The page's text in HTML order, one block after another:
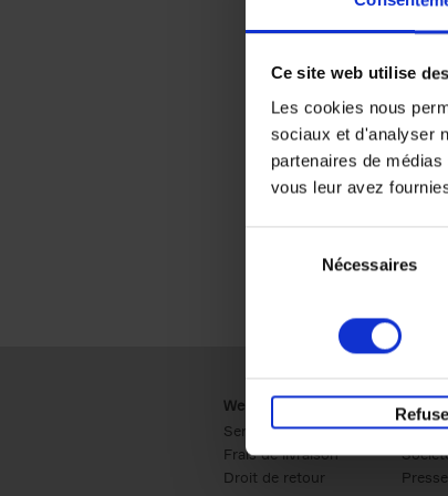
Ce site web utilise
Les cookies nous
sociaux et d'analyser
partenaires de
vous leur avez
Nécessaires
Webshop
Service clients
Frais de livraison
Droit de retour
Ventes
Presse